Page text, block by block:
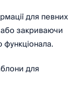
для певних
закриваючи
для